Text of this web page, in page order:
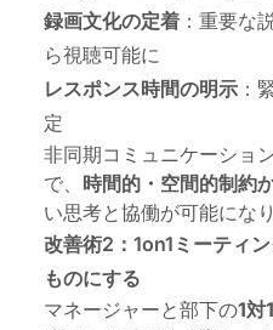
録画文化の定着 ：重要な
ら視聴可能に
レスポンス時間の明示 ：
定
非同期コミュニケーショ
で、 時間的・空間的制約
い思考と協働が可能になり
改善術2：1on1ミーティ
ものにする
マネージャーと部下の1対